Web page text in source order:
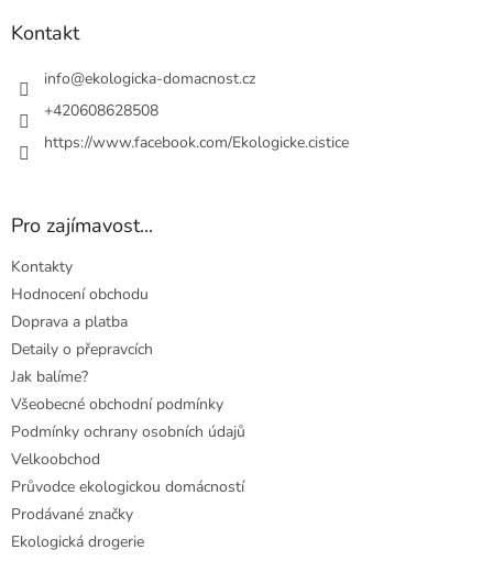
Kontakt
info@ekologicka-domacnost.cz
+420608628508
https://www.facebook.com/Ekologicke.cistice
Pro zajímavost...
Kontakty
Hodnocení obchodu
Doprava a platba
Detaily o přepravcích
Jak balíme?
Všeobecné obchodní podmínky
Podmínky ochrany osobních údajů
Velkoobchod
Průvodce ekologickou domácností
Prodávané značky
Ekologická drogerie